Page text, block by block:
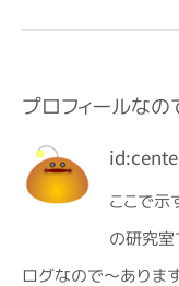
プロフィールなの
ここで示
の研究室
ログなので～ありま